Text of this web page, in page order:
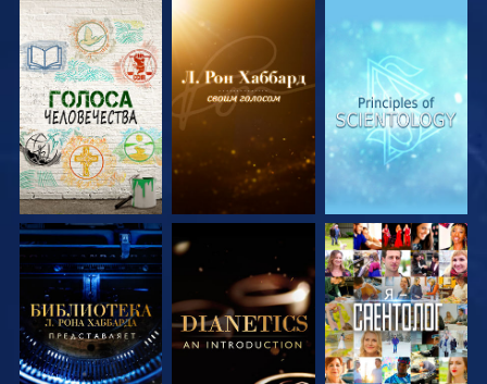
СМОТРЕТЬ
ПЕРЕДАЧИ
СМОТРЕТЬ
ПЕРЕДАЧИ
СМОТРЕТЬ
ПЕРЕДАЧИ
СМОТРЕТЬ
ПЕРЕДАЧИ
СМОТРЕТЬ
ПЕРЕДАЧИ
СМОТРЕТЬ